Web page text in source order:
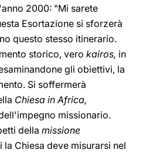
2000: "Mi sarete
Esortazione si sforzerà
questo stesso itinerario.
storico, vero kairos, in
gli obiettivi, la
Si soffermerà
Chiesa in Africa,
missionario.
della missione
la Chiesa deve misurarsi nel